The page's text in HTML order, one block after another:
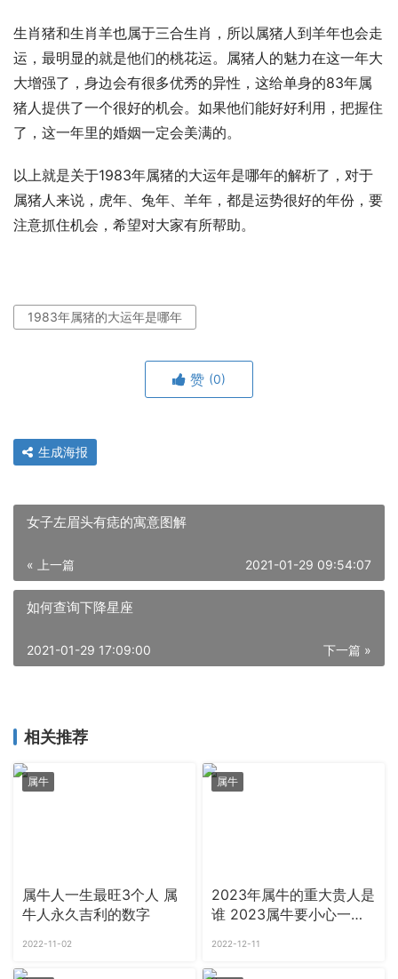
生肖猪和生肖羊也属于三合生肖，所以属猪人到羊年也会走
运，最明显的就是他们的桃花运。属猪人的魅力在这一年大
大增强了，身边会有很多优秀的异性，这给单身的83年属
猪人提供了一个很好的机会。如果他们能好好利用，把握住
了，这一年里的婚姻一定会美满的。
以上就是关于1983年属猪的大运年是哪年的解析了，对于
属猪人来说，虎年、兔年、羊年，都是运势很好的年份，要
注意抓住机会，希望对大家有所帮助。
1983年属猪的大运年是哪年
赞 (0)
生成海报
女子左眉头有痣的寓意图解
« 上一篇 2021-01-29 09:54:07
如何查询下降星座
下一篇 »
2021-01-29 17:09:00
相关推荐
属牛
属牛人一生最旺3个人 属
牛人永久吉利的数字
2022-11-02
属牛
2023年属牛的重大贵人是
谁 2023属牛要小心一个
2022-12-11